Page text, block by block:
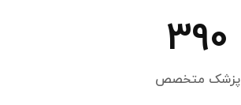
390
پزشک متخصص